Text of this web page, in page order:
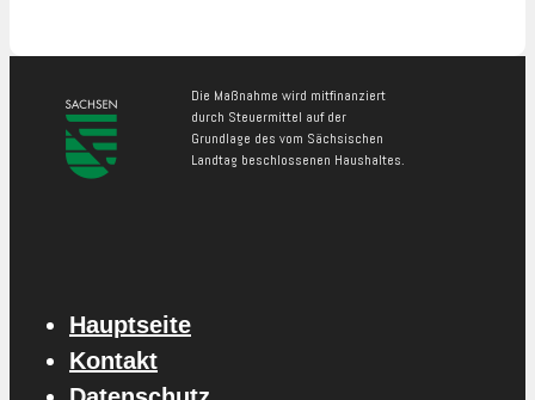
Die Maßnahme wird mitfinanziert
durch Steuermittel auf der
Grundlage des vom Sächsischen
Landtag beschlossenen Haushaltes.
Hauptseite
Kontakt